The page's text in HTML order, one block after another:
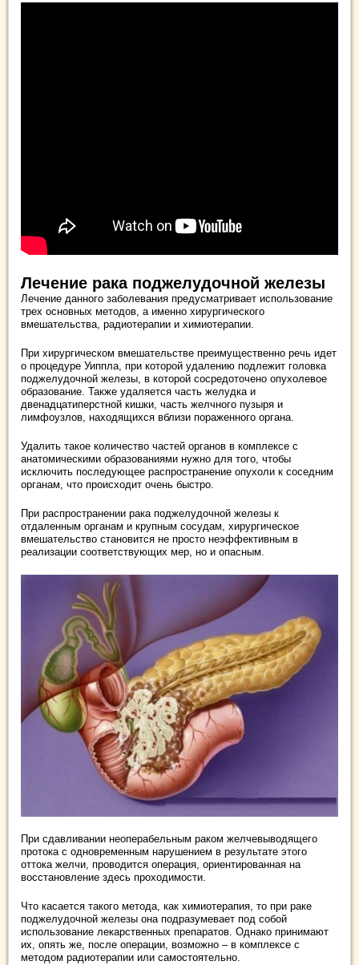
Лечение рака поджелудочной железы
Лечение данного заболевания предусматривает использование
трех основных методов, а именно хирургического
вмешательства, радиотерапии и химиотерапии.
При хирургическом вмешательстве преимущественно речь идет
о процедуре Уиппла, при которой удалению подлежит головка
поджелудочной железы, в которой сосредоточено опухолевое
образование. Также удаляется часть желудка и
двенадцатиперстной кишки, часть желчного пузыря и
лимфоузлов, находящихся вблизи пораженного органа.
Удалить такое количество частей органов в комплексе с
анатомическими образованиями нужно для того, чтобы
исключить последующее распространение опухоли к соседним
органам, что происходит очень быстро.
При распространении рака поджелудочной железы к
отдаленным органам и крупным сосудам, хирургическое
вмешательство становится не просто неэффективным в
реализации соответствующих мер, но и опасным.
При сдавливании неоперабельным раком желчевыводящего
протока с одновременным нарушением в результате этого
оттока желчи, проводится операция, ориентированная на
восстановление здесь проходимости.
Что касается такого метода, как химиотерапия, то при раке
поджелудочной железы она подразумевает под собой
использование лекарственных препаратов. Однако принимают
их, опять же, после операции, возможно – в комплексе с
методом радиотерапии или самостоятельно.